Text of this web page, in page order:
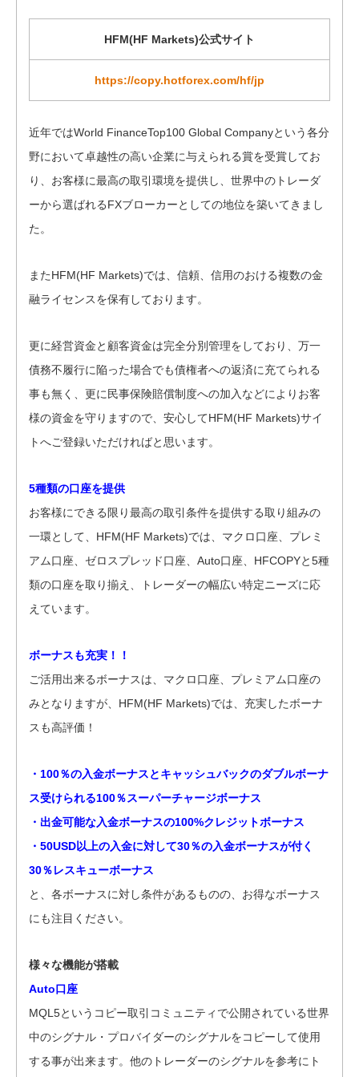
HFM(HF Markets)公式サイト
https://copy.hotforex.com/hf/jp
近年ではWorld FinanceTop100 Global Companyという各分
野において卓越性の高い企業に与えられる賞を受賞してお
り、お客様に最高の取引環境を提供し、世界中のトレーダ
ーから選ばれるFXブローカーとしての地位を築いてきまし
た。
またHFM(HF Markets)では、信頼、信用のおける複数の金
融ライセンスを保有しております。
更に経営資金と顧客資金は完全分別管理をしており、万一
債務不履行に陥った場合でも債権者への返済に充てられる
事も無く、更に民事保険賠償制度への加入などによりお客
様の資金を守りますので、安心してHFM(HF Markets)サイ
トへご登録いただければと思います。
5種類の口座を提供
お客様にできる限り最高の取引条件を提供する取り組みの
一環として、HFM(HF Markets)では、マクロ口座、プレミ
アム口座、ゼロスプレッド口座、Auto口座、HFCOPYと5種
類の口座を取り揃え、トレーダーの幅広い特定ニーズに応
えています。
ボーナスも充実！！
ご活用出来るボーナスは、マクロ口座、プレミアム口座の
みとなりますが、HFM(HF Markets)では、充実したボーナ
スも高評価！
・100％の入金ボーナスとキャッシュバックのダブルボーナ
ス受けられる100％スーパーチャージボーナス
・出金可能な入金ボーナスの100%クレジットボーナス
・50USD以上の入金に対して30％の入金ボーナスが付く
30％レスキューボーナス
と、各ボーナスに対し条件があるものの、お得なボーナス
にも注目ください。
様々な機能が搭載
Auto口座
MQL5というコピー取引コミュニティで公開されている世界
中のシグナル・プロバイダーのシグナルをコピーして使用
する事が出来ます。他のトレーダーのシグナルを参考にト